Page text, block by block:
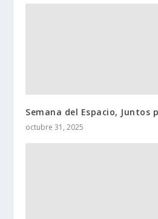
Semana del Espacio, Juntos
octubre 31, 2025